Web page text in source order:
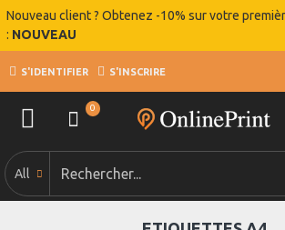
Nouveau client ? Obtenez -10% sur votre
: NOUVEAU
S'IDENTIFIER S'INSCRIRE
0
All